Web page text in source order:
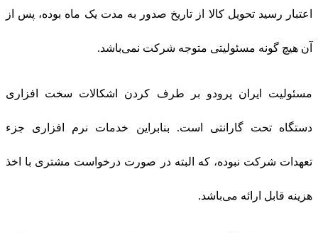
اعتبار رسید تحویل کالا از تاریخ صدور به مدت یک ماه بوده، پس از
آن هیچ گونه مسئولیتی متوجه شرکت نمی‌باشد.
مسئولیت ایران پرودو بر طرف کردن اشکالات سخت افزاری
دستگاه تحت گارانتی است. بنابراین خدمات نرم افزاری جزء
تعهدات شرکت نبوده، که البته در صورت درخواست مشتری با اخذ
هزینه قابل ارائه می‌باشد.